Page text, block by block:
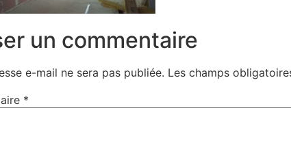
un commentaire
e-mail ne sera pas publiée. Les champs
*